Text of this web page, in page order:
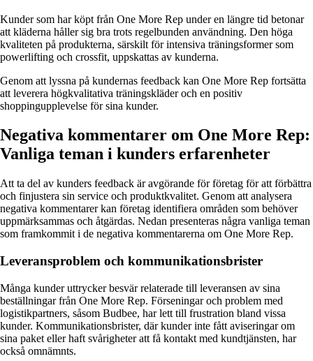
Kunder som har köpt från One More Rep under en längre tid betonar
att kläderna håller sig bra trots regelbunden användning. Den höga
kvaliteten på produkterna, särskilt för intensiva träningsformer som
powerlifting och crossfit, uppskattas av kunderna.
Genom att lyssna på kundernas feedback kan One More Rep fortsätta
att leverera högkvalitativa träningskläder och en positiv
shoppingupplevelse för sina kunder.
Negativa kommentarer om One More Rep:
Vanliga teman i kunders erfarenheter
Att ta del av kunders feedback är avgörande för företag för att förbättra
och finjustera sin service och produktkvalitet. Genom att analysera
negativa kommentarer kan företag identifiera områden som behöver
uppmärksammas och åtgärdas. Nedan presenteras några vanliga teman
som framkommit i de negativa kommentarerna om One More Rep.
Leveransproblem och kommunikationsbrister
Många kunder uttrycker besvär relaterade till leveransen av sina
beställningar från One More Rep. Förseningar och problem med
logistikpartners, såsom Budbee, har lett till frustration bland vissa
kunder. Kommunikationsbrister, där kunder inte fått aviseringar om
sina paket eller haft svårigheter att få kontakt med kundtjänsten, har
också omnämnts.